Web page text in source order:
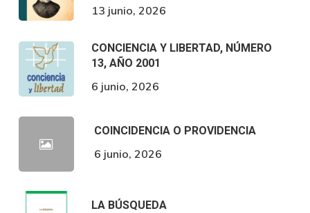
13 junio, 2026
CONCIENCIA Y LIBERTAD, NÚMERO
13, AÑO 2001
6 junio, 2026
COINCIDENCIA O PROVIDENCIA
6 junio, 2026
LA BÚSQUEDA